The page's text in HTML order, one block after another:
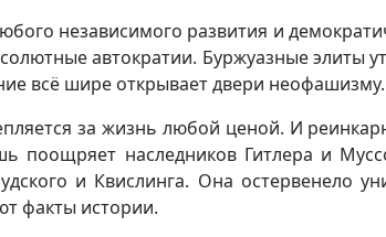
независимого развития и
автократии. Буржуазные элиты
всё шире открывает двери неофашизму.
за жизнь любой ценой. И
поощряет наследников Гитлера и
и Квислинга. Она остервенело
факты истории.